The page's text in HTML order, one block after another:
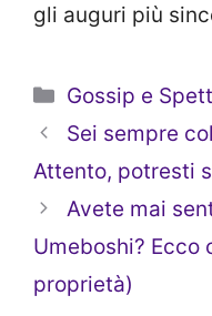
gli auguri più
Categorie
Gossip e
Sei sempre
Attento, potresti
Avete mai
Umeboshi? Ecco
proprietà)